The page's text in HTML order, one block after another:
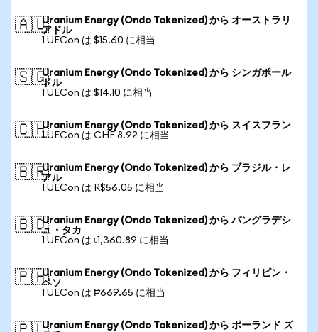
🇦🇺Uranium Energy (Ondo Tokenized) から オーストラリ
アドル
1 UECon は $15.60 に相当
🇸🇬Uranium Energy (Ondo Tokenized) から シンガポール
ドル
1 UECon は $14.10 に相当
🇨🇭Uranium Energy (Ondo Tokenized) から スイスフラン
1 UECon は CHF 8.92 に相当
🇧🇷Uranium Energy (Ondo Tokenized) から ブラジル・レ
アル
1 UECon は R$56.05 に相当
🇧🇩Uranium Energy (Ondo Tokenized) から バングラデシ
ュ・タカ
1 UECon は ৳1,360.89 に相当
🇵🇭Uranium Energy (Ondo Tokenized) から フィリピン・
ペソ
1 UECon は ₱669.65 に相当
Uranium Energy (Ondo Tokenized) から ポーランド ズ